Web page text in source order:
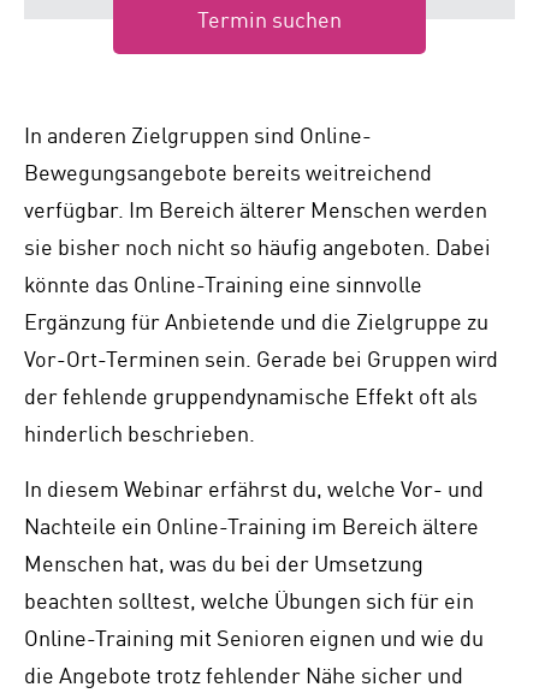
Termin suchen
In anderen Zielgruppen sind Online-
Bewegungsangebote bereits weitreichend
verfügbar. Im Bereich älterer Menschen werden
sie bisher noch nicht so häufig angeboten. Dabei
könnte das Online-Training eine sinnvolle
Ergänzung für Anbietende und die Zielgruppe zu
Vor-Ort-Terminen sein. Gerade bei Gruppen wird
der fehlende gruppendynamische Effekt oft als
hinderlich beschrieben.
In diesem Webinar erfährst du, welche Vor- und
Nachteile ein Online-Training im Bereich ältere
Menschen hat, was du bei der Umsetzung
beachten solltest, welche Übungen sich für ein
Online-Training mit Senioren eignen und wie du
die Angebote trotz fehlender Nähe sicher und